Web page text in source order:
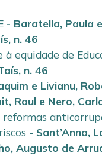
- Baratella, Paula e
, n. 46
equidade de
, n. 46
e Livianu,
Raul e Nero,
- Sant’Anna,
Augusto de